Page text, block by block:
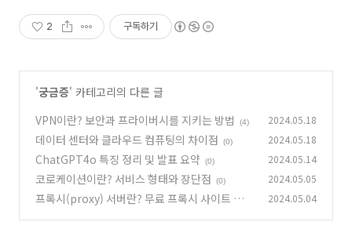
2 구독하기
'궁금증' 카테고리의 다른 글
VPN이란? 보안과 프라이버시를 지키는 방법
(4) 2024.05.18
데이터 센터와 클라우드 컴퓨팅의 차이점 (0) 2024.05.18
ChatGPT4o 특징 정리 및 발표 요약 (0) 2024.05.14
코로케이션이란? 서비스 형태와 장단점 (0) 2024.05.05
프록시(proxy) 서버란? 무료 프록시 사이트 추천 2024.05.04